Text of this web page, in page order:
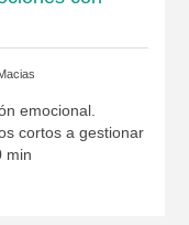
emocional.
cortos a gestionar
min